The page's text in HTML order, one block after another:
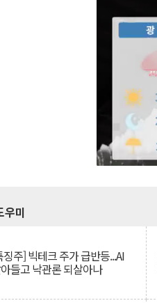
우미
주] 빅테크 주가 급반등...AI
들고 낙관론 되살아나